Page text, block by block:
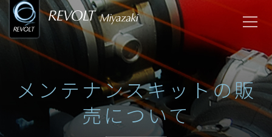
メンテナンスキットの販
売について